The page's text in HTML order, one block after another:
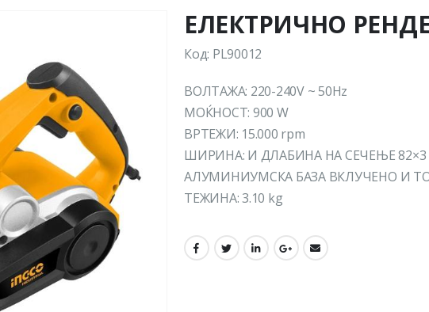
ЕЛЕКТРИЧНО
Код: PL90012
ВОЛТАЖА: 220-240V ~ 50Hz
МОЌНОСТ: 900 W
ВРТЕЖИ: 15.000 rpm
ШИРИНА: И ДЛАБИНА НА СЕЧЕЊЕ 82×3
АЛУМИНИУМСКА БАЗА ВКЛУЧЕНО И
ТЕЖИНА: 3.10 kg